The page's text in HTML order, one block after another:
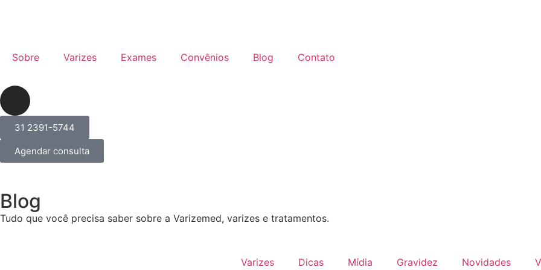
Sobre Varizes Exames Convênios Blog Contato
31 2391-5744
Agendar consulta
Blog
Tudo que você precisa saber sobre a Varizemed, varizes e tratamentos.
Varizes Dicas Mídia Gravidez Novidades